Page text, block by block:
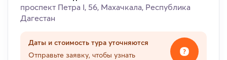
проспект Петра I, 56, Махачкала, Республика
Дагестан
Даты и стоимость тура уточняются
Отправьте заявку, чтобы узнать